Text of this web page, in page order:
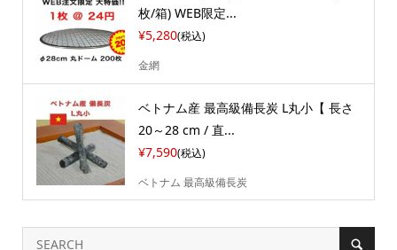
枚/箱) WEB限定...
¥5,280(税込)
金網
ベトナム産 最高級備長炭 L丸小【 長さ
20～28 cm / 直...
¥7,590(税込)
ベトナム 最高級備長炭